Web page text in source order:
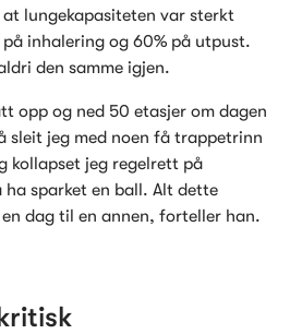
at lungekapasiteten var sterkt
inhalering og 60% på utpust.
den samme igjen.
opp og ned 50 etasjer om dagen
sleit jeg med noen få trappetrinn
kollapset jeg regelrett på
sparket en ball. Alt dette
dag til en annen, forteller han.